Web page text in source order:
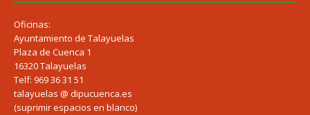
Oficinas:
Ayuntamiento de Talayuelas
Plaza de Cuenca 1
16320 Talayuelas
Telf: 969 36 31 51
talayuelas @ dipucuenca.es
(suprimir espacios en blanco)